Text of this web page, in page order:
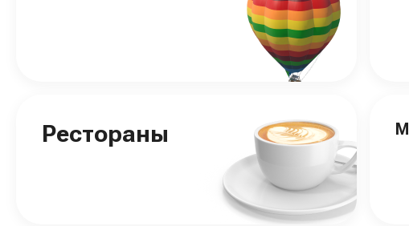
Рестораны